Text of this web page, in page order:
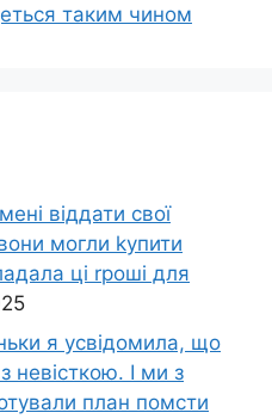
таким чином
віддати свої
могли kупити
ці rроші для
я усвідомила, що
невісткою. І ми з
план помсти